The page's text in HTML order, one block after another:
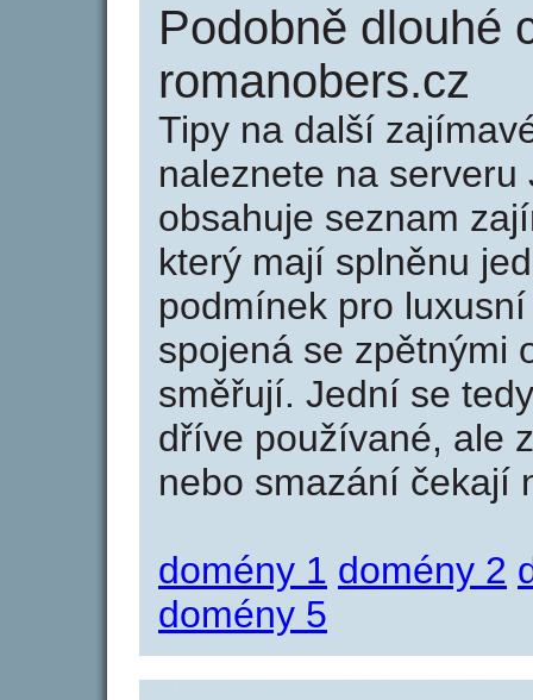
Podobně dlouhé
romanobers.cz
Tipy na další
naleznete na serveru
obsahuje seznam
který mají splněnu
podmínek pro
spojená se zpětnými
směřují. Jední se
dříve používané, ale
nebo smazání čekají
domény 1 domény 2
domény 5